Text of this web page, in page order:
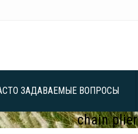
ЗАДАВАЕМЫЕ ВОПРОСЫ
chain plier